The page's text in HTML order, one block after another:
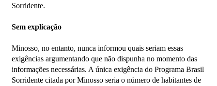
Sorridente.
Sem explicação
Minosso, no entanto, nunca informou quais seriam essas
exigências argumentando que não dispunha no momento das
informações necessárias. A única exigência do Programa Brasil
Sorridente citada por Minosso seria o número de habitantes de